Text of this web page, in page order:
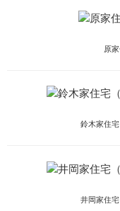
原
鈴木家住
井岡家住